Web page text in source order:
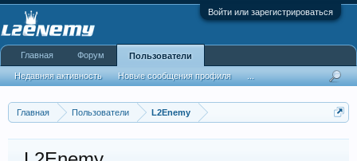
Войти или зарегистрироваться
Главная Пользователи L2Enemy
Главная Форум Пользователи
Недавняя активность Новые сообщения профиля